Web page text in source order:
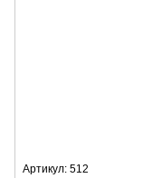
Артикул: 512